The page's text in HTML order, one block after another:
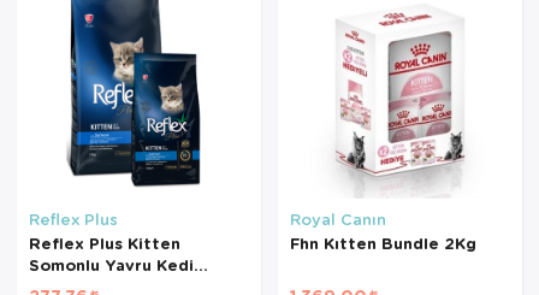
Reflex Plus
Reflex Plus Kitten
Somonlu Yavru Kedi
Maması (1 KG BÖLÜNMÜŞ)
Royal Canın
Fhn Kıtten Bundle 2Kg